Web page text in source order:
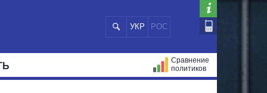
УКР РОС
Сравнение
политиков